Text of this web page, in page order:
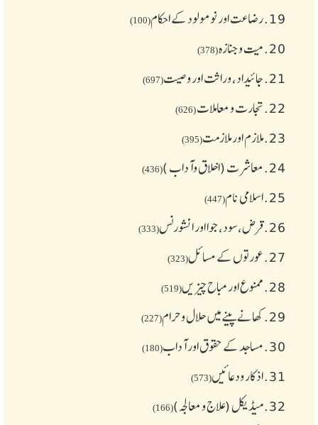
19. رضاعت اور نومولود کے احکام(100)
20. میت و جنازہ(378)
21. جائیداد، وراثت اور وصیت(697)
22. تجارت و معاملات(626)
23. ملازم اور ملازمت(395)
24. معاشرت (اخلاق وآداب )(436)
25. اسلامی نام(447)
26. قرض،سود، جوا اور انشورنس(333)
27. عورتوں کے مسائل(323)
28. ممنوع اور مباح چیز یں(519)
29. کھانے پینے میں حلال و حرام(227)
30. مساجد کے حقوق اور آداب(180)
31. اذکار ودعائیں(573)
32. میڈیکل (علاج و معالجہ)(166)